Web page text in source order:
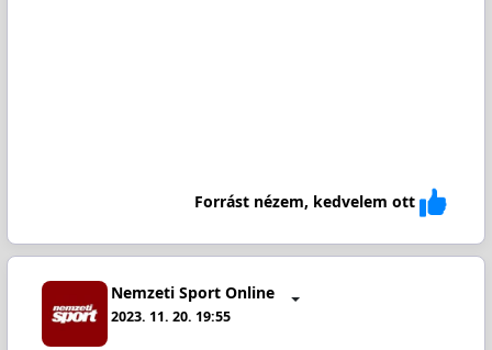
Forrást nézem, kedvelem ott
Nemzeti Sport Online
2023. 11. 20. 19:55